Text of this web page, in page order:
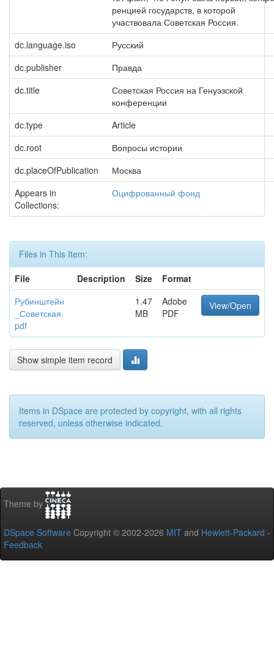
ренцией государств, в которой
участвовала Советская Россия.
dc.language.iso
Русский
dc.publisher
Правда
dc.title
Советская Россия на Генуэзской
конференции
dc.type
Article
dc.root
Вопросы истории
dc.placeOfPublication
Москва
Appears in
Collections:
Оцифрованный фонд
Files in This Item:
File
Description Size
Format
Рубинштейн
_Советская.
pdf
1.47
MB
Adobe
PDF
View/Open
Show simple item record
Items in DSpace are protected by copyright, with all rights
reserved, unless otherwise indicated.
Theme by
DSpace Software Copyright © 2002-2026 MIT and Hewlett-Packard -
Feedback